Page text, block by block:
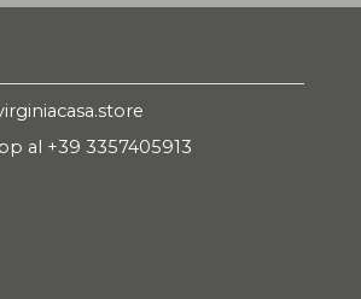
al +39 3357405913